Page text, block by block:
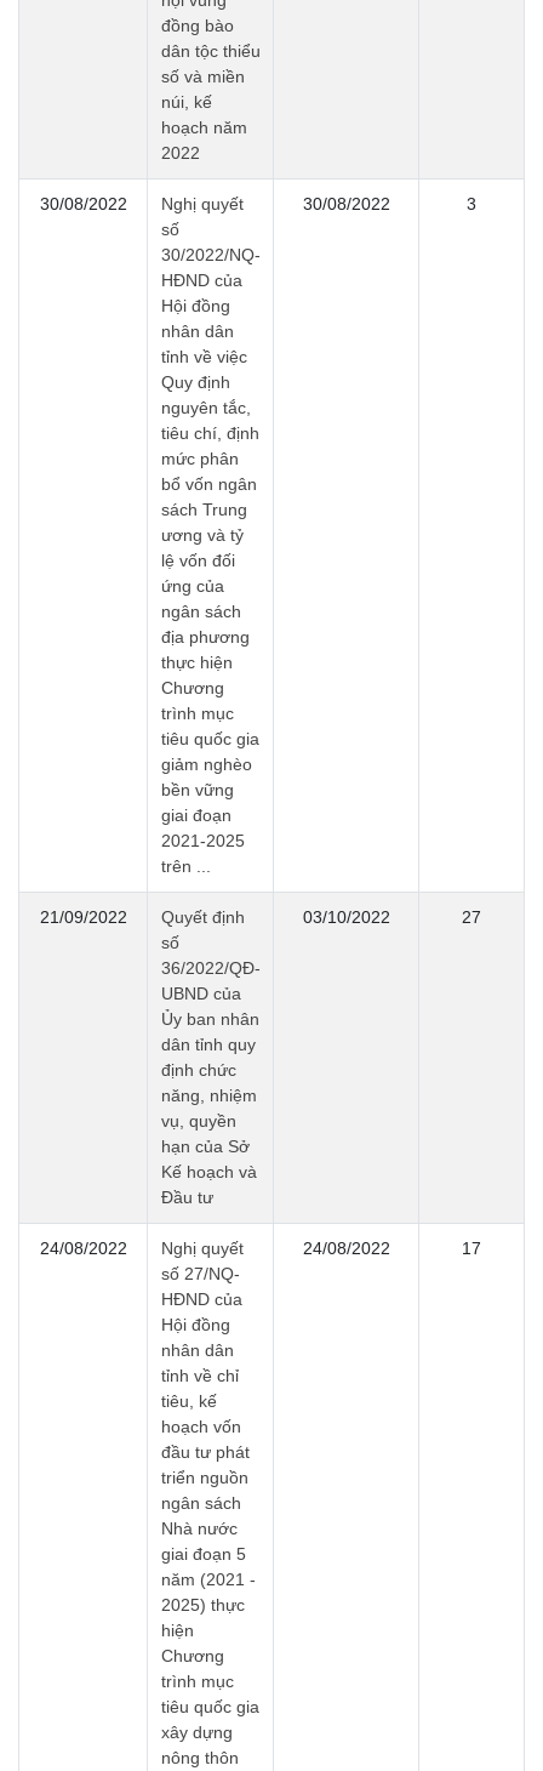
đồng bào
dân tộc thiểu
số và miền
núi, kế
hoạch năm
2022
30/08/2022
Nghị quyết
số
30/2022/NQ-
HĐND của
Hội đồng
nhân dân
tỉnh về việc
Quy định
nguyên tắc,
tiêu chí, định
mức phân
bổ vốn ngân
sách Trung
ương và tỷ
lệ vốn đối
ứng của
ngân sách
địa phương
thực hiện
Chương
trình mục
tiêu quốc gia
giảm nghèo
bền vững
giai đoạn
2021-2025
trên ...
30/08/2022 3
21/09/2022
Quyết định
số
36/2022/QĐ-
UBND của
Ủy ban nhân
dân tỉnh quy
định chức
năng, nhiệm
vụ, quyền
hạn của Sở
Kế hoạch và
Đầu tư
03/10/2022 27
24/08/2022
Nghị quyết
số 27/NQ-
HĐND của
Hội đồng
nhân dân
tỉnh về chỉ
tiêu, kế
hoạch vốn
đầu tư phát
triển nguồn
ngân sách
Nhà nước
giai đoạn 5
năm (2021 -
2025) thực
hiện
Chương
trình mục
tiêu quốc gia
xây dựng
nông thôn
24/08/2022 17